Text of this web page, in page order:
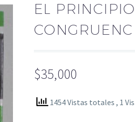
EL
$35,000
1454 Vistas totales , 1